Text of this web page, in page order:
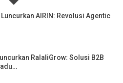
AIRIN: Revolusi Agentic
RalaliGrow: Solusi B2B